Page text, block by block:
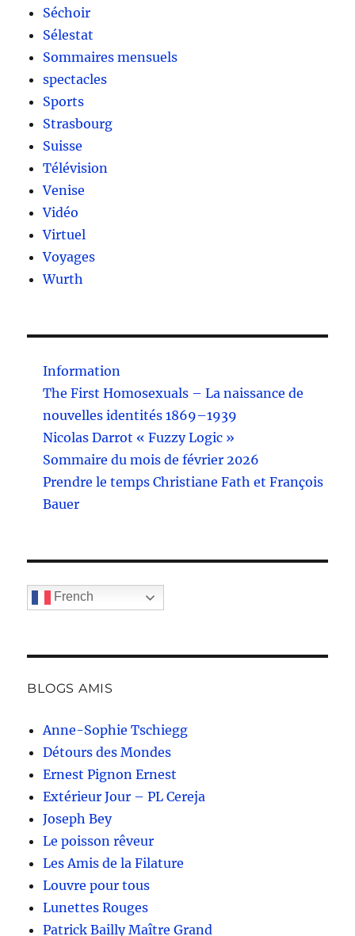
Séchoir
Sélestat
Sommaires mensuels
spectacles
Sports
Strasbourg
Suisse
Télévision
Venise
Vidéo
Virtuel
Voyages
Wurth
Information
The First Homosexuals – La naissance de
nouvelles identités 1869–1939
Nicolas Darrot « Fuzzy Logic »
Sommaire du mois de février 2026
Prendre le temps Christiane Fath et François
Bauer
French
BLOGS AMIS
Anne-Sophie Tschiegg
Détours des Mondes
Ernest Pignon Ernest
Extérieur Jour – PL Cereja
Joseph Bey
Le poisson rêveur
Les Amis de la Filature
Louvre pour tous
Lunettes Rouges
Patrick Bailly Maître Grand